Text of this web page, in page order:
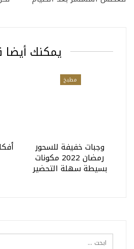
يمكنك أيضا
مطبخ
وجبات خفيفة للسحور
رمضان 2022 مكونات
بسيطة سهلة التحضير